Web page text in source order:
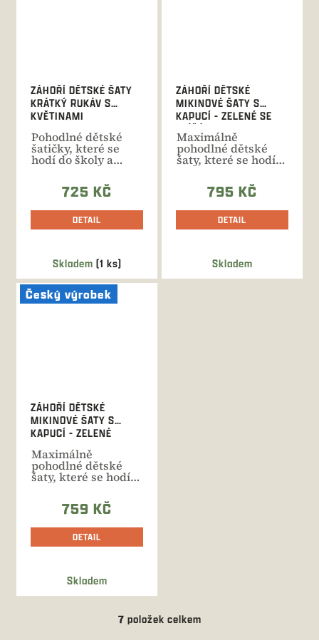
Skladem (1 ks)
ZÁHOŘÍ DĚTSKÉ ŠATY
KRÁTKÝ RUKÁV S
KVĚTINAMI
Pohodlné dětské
šatičky, které se
hodí do školy a
školky, na výlety i
725 KČ
DETAIL
Skladem
ZÁHOŘÍ DĚTSKÉ
MIKINOVÉ ŠATY S
KAPUCÍ - ZELENÉ SE
ZVÍŘÁTKY
Maximálně
pohodlné dětské
šaty, které se hodí
do školy i školky, na
795 KČ
DETAIL
Český výrobek
Skladem
ZÁHOŘÍ DĚTSKÉ
MIKINOVÉ ŠATY S
KAPUCÍ - ZELENÉ
Maximálně
pohodlné dětské
šaty, které se hodí
do školky, na výlety
759 KČ
DETAIL
O
7 položek celkem